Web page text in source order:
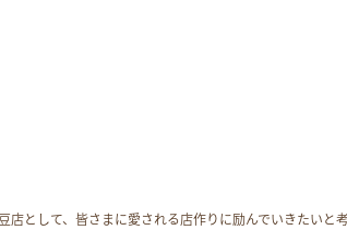
として、皆さまに愛される店作りに励んでいきたいと考